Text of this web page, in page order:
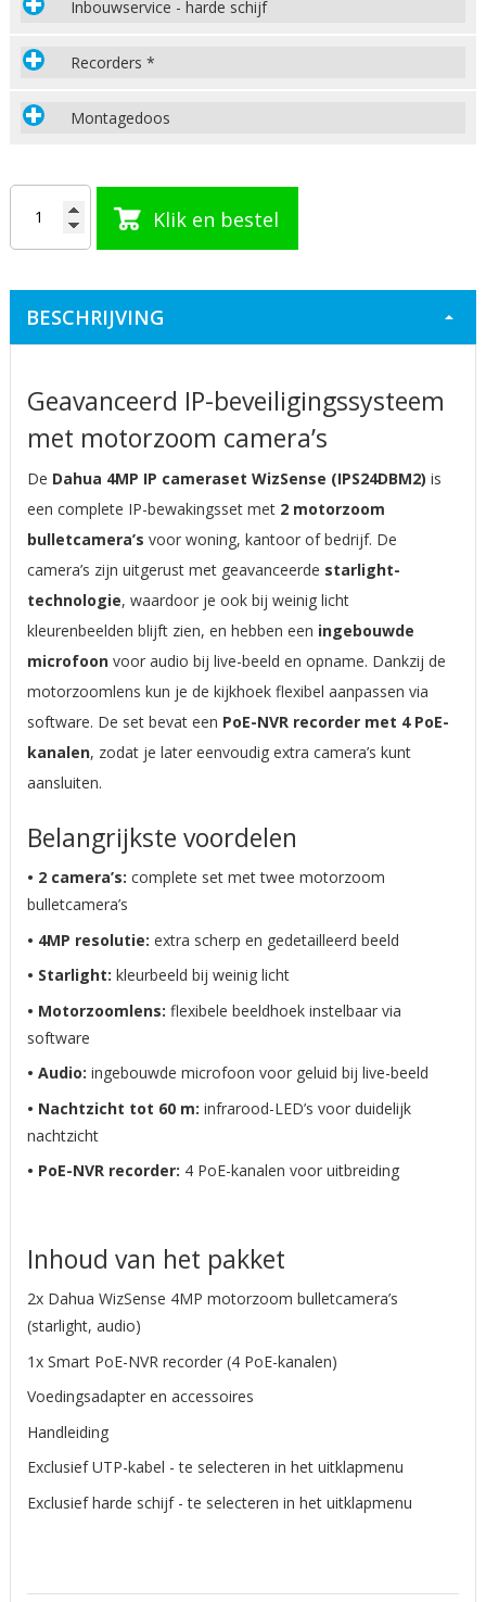
Inbouwservice - harde schijf
Recorders *
Montagedoos
Klik en bestel
BESCHRIJVING
Geavanceerd IP-beveiligingssysteem
met motorzoom camera’s
De Dahua 4MP IP cameraset WizSense (IPS24DBM2) is
een complete IP-bewakingsset met 2 motorzoom
bulletcamera’s voor woning, kantoor of bedrijf. De
camera’s zijn uitgerust met geavanceerde starlight-
technologie, waardoor je ook bij weinig licht
kleurenbeelden blijft zien, en hebben een ingebouwde
microfoonvoor audio bij live-beeld en opname. Dankzij de
motorzoomlens kun je de kijkhoek flexibel aanpassen via
software. De set bevat een PoE-NVR recorder met 4 PoE-
kanalen, zodat je later eenvoudig extra camera’s kunt
aansluiten.
Belangrijkste voordelen
• 2 camera’s: complete set met twee motorzoom
bulletcamera’s
• 4MP resolutie: extra scherp en gedetailleerd beeld
• Starlight: kleurbeeld bij weinig licht
• Motorzoomlens: flexibele beeldhoek instelbaar via
software
• Audio: ingebouwde microfoon voor geluid bij live-beeld
• Nachtzicht tot 60 m: infrarood-LED’s voor duidelijk
nachtzicht
• PoE-NVR recorder: 4 PoE-kanalen voor uitbreiding
Inhoud van het pakket
2x Dahua WizSense 4MP motorzoom bulletcamera’s
(starlight, audio)
1x Smart PoE-NVR recorder (4 PoE-kanalen)
Voedingsadapter en accessoires
Handleiding
Exclusief UTP-kabel - te selecteren in het uitklapmenu
Exclusief harde schijf - te selecteren in het uitklapmenu